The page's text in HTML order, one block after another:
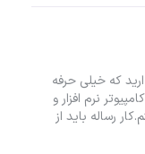
که خیلی حرفه
نرم افزار و
رساله باید از